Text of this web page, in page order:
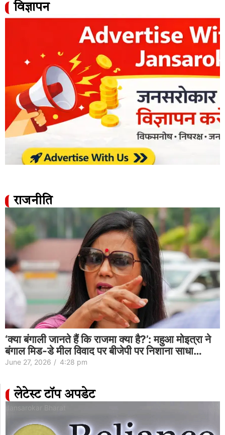
विज्ञापन
राजनीति
‘क्या बंगाली जानते हैं कि राजमा क्या है?’: महुआ मोइत्रा ने
बंगाल मिड-डे मील विवाद पर बीजेपी पर निशाना साधा…
June 27, 2026 / 4:28 pm
लेटेस्ट टॉप अपडेट
Jansarokar Bharat